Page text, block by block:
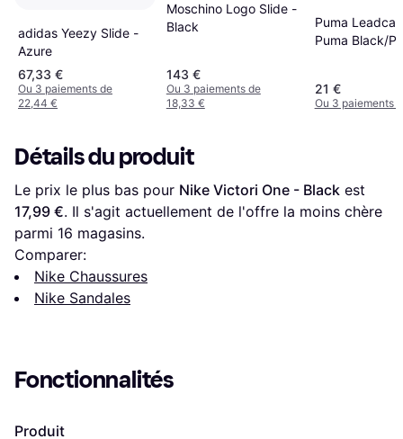
adidas Yeezy Slide -
Azure
67,33 €
Ou 3 paiements de
22,44 €
Moschino Logo Slide -
Black
143 €
Ou 3 paiements de
18,33 €
Puma
Puma Black/
21 €
Ou 3 paiements
Détails du produit
Le prix le plus bas pour Nike Victori One - Black
17,99 €. Il s'agit actuellement de l'offre la moins chère
parmi 16 magasins.
Comparer:
Nike Chaussures
Nike Sandales
Fonctionnalités
Produit